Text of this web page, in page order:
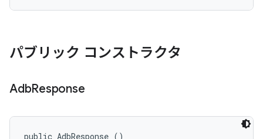
パブリック コンストラクタ
AdbResponse
public AdbResponse ()